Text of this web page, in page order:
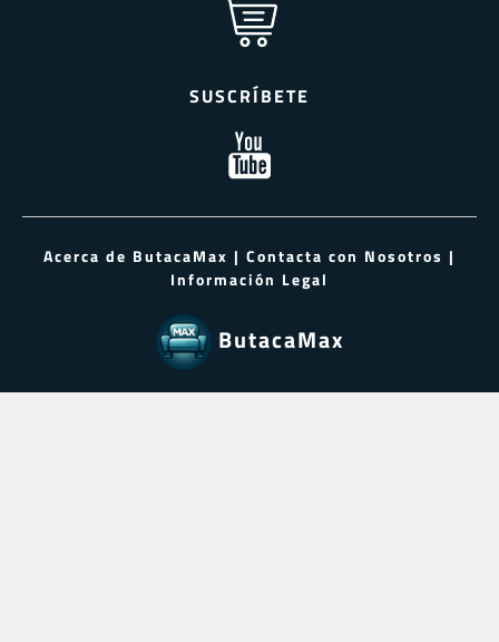
SUSCRÍBETE
Acerca de ButacaMax | Contacta con Nosotros |
Información Legal
ButacaMax